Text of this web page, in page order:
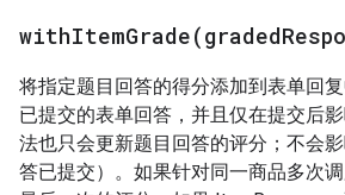
withItemGrade(graded
将指定题目回答的得分添加到表单回
已提交的表单回答，并且仅在提交后
法也只会更新题目回答的评分；不会
答已提交）。如果针对同一商品多次